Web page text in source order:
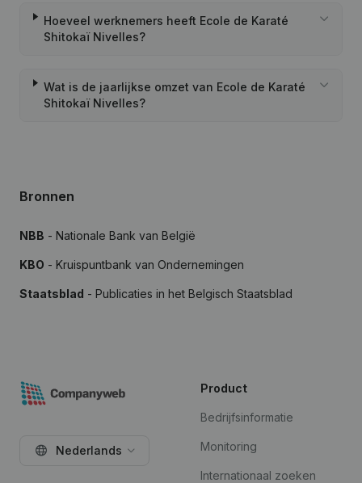
Hoeveel werknemers heeft Ecole de Karaté
Shitokaï Nivelles?
Wat is de jaarlijkse omzet van Ecole de Karaté
Shitokaï Nivelles?
Bronnen
NBB - Nationale Bank van België
KBO - Kruispuntbank van Ondernemingen
Staatsblad - Publicaties in het Belgisch Staatsblad
Nederlands
Product
Bedrijfsinformatie
Monitoring
Internationaal zoeken